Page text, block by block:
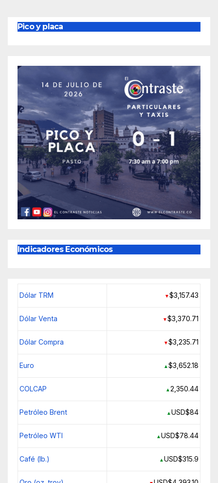
Pico y placa
Indicadores Económicos
Dólar TRM ▼$3,157.43
Dólar Venta ▼$3,370.71
Dólar Compra ▼$3,235.71
Euro ▲$3,652.18
COLCAP ▲2,350.44
Petróleo Brent ▲USD$84
Petróleo WTI ▲USD$78.44
Café (lb.) ▲USD$315.9